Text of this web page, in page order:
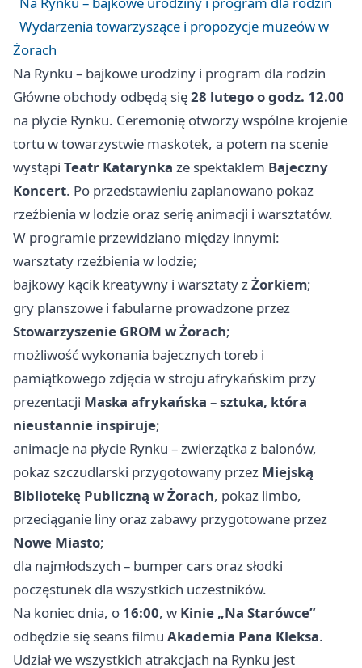
Wydarzenia towarzyszące i propozycje muzeów w
Żorach
Na Rynku – bajkowe urodziny i program dla rodzin
Główne obchody odbędą się28 lutego o godz. 12.00
na płycie Rynku. Ceremonię otworzy wspólne krojenie
tortu w towarzystwie maskotek, a potem na scenie
wystąpi Teatr Katarynka ze spektaklem Bajeczny
Koncert. Po przedstawieniu zaplanowano pokaz
rzeźbienia w lodzie oraz serię animacji i warsztatów.
W programie przewidziano między innymi:
warsztaty rzeźbienia w lodzie;
bajkowy kącik kreatywny i warsztaty zŻorkiem;
gry planszowe i fabularne prowadzone przez
Stowarzyszenie GROM w Żorach;
możliwość wykonania bajecznych toreb i
pamiątkowego zdjęcia w stroju afrykańskim przy
prezentacji Maska afrykańska – sztuka, która
nieustannie inspiruje;
animacje na płycie Rynku – zwierzątka z balonów,
pokaz szczudlarski przygotowany przez Miejską
Bibliotekę Publiczną w Żorach, pokaz limbo,
przeciąganie liny oraz zabawy przygotowane przez
Nowe Miasto;
dla najmłodszych – bumper cars oraz słodki
poczęstunek dla wszystkich uczestników.
Na koniec dnia, o 16:00, w Kinie „Na Starówce”
odbędzie się seans filmu Akademia Pana Kleksa.
Udział we wszystkich atrakcjach na Rynku jest